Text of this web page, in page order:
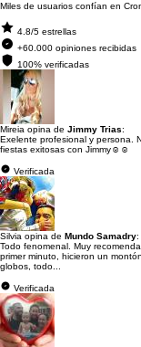
Miles de usuarios confían en
4.8/5 estrellas
+60.000 opiniones recibidas
100% verificadas
Mireia opina de Jimmy Trias:
Exelente profesional y persona.
fiestas exitosas con Jimmy☺️☺️
Verificada
Silvia opina de Mundo Samadry:
Todo fenomenal. Muy
primer minuto, hicieron un
globos, todo...
Verificada